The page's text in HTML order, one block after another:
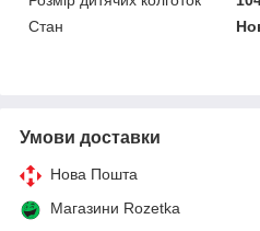
Стан
Умови доставки
Нова Пошта
Магазини Rozetka